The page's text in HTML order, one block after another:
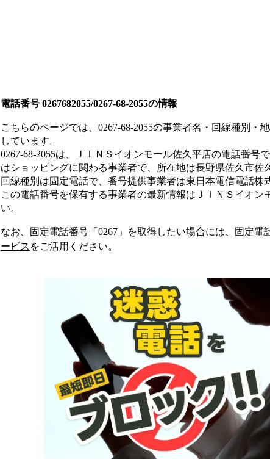
電話番号 0267682055/0267-68-2055の情報
こちらのページでは、 0267-68-2055の事業者名・回線種別・
しています。
0267-68-2055は、 ＪＩＮＳイオンモール佐久平店の電話番号で
はショッピングに関わる事業者で、所在地は長野県佐久市佐
回線種別は固定電話で、番号提供事業者は東日本電信電話株
この電話番号を保有する事業者の最新情報は ＪＩＮＳイオン
い。
なお、固定電話番号「 0267 」を取得したい場合には、 固定電
ービス をご活用ください。